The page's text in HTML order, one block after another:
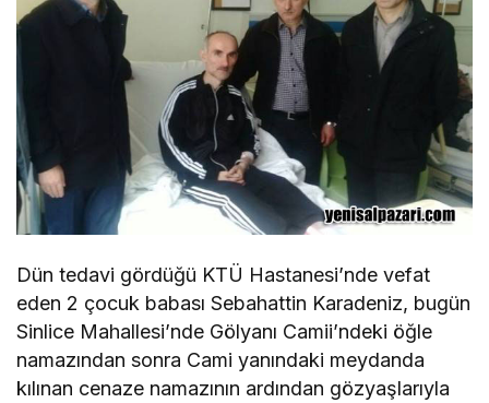
Dün tedavi gördüğü KTÜ Hastanesi’nde vefat
eden 2 çocuk babası Sebahattin Karadeniz, bugün
Sinlice Mahallesi’nde Gölyanı Camii’ndeki öğle
namazından sonra Cami yanındaki meydanda
kılınan cenaze namazının ardından gözyaşlarıyla